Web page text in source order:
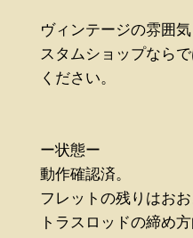
ヴィンテージの雰囲
スタムショップなら
ください。
ー状態ー
動作確認済。
フレットの残りはおお
トラスロッドの締め